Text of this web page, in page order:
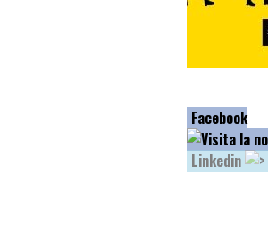
Facebook
Linkedin